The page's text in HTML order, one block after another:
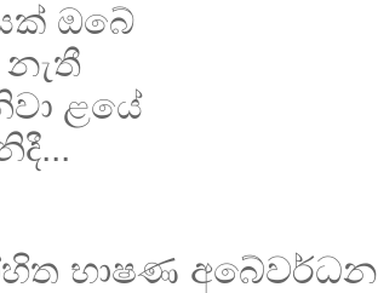
ඔබේ
ළයේ
භාෂණ අබේවර්ධන